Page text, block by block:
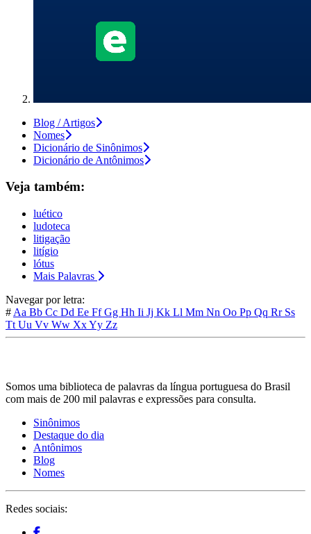
Blog / Artigos
Nomes
Dicionário de Sinônimos
Dicionário de Antônimos
Veja também:
luético
ludoteca
litigação
litígio
lótus
Mais Palavras
Navegar por letra:
# Aa Bb Cc Dd Ee FfGg Hh Ii Jj Kk Ll Mm Nn Oo Pp Qq Rr Ss
Tt Uu Vv Ww XxYy Zz
Somos uma biblioteca de palavras da língua portuguesa do Brasil
com mais de 200 mil palavras e expressões para consulta.
Sinônimos
Destaque do dia
Antônimos
Blog
Nomes
Redes sociais: